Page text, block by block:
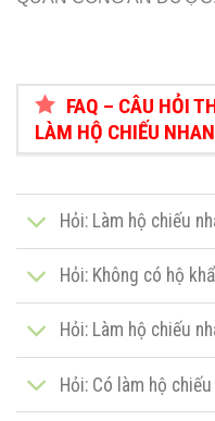
FAQ – CÂU HỎI
LÀM HỘ CHIẾU
Hỏi: Làm hộ chiếu
Hỏi: Không có hộ
Hỏi: Làm hộ chiếu
Hỏi: Có làm hộ